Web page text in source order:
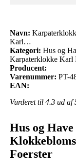
Navn:
Karl…
Kategori: Hus og
Karpaterklokke Karl
Producent:
Varenummer: PT-
EAN:
Vurderet til 4.3 ud af
Hus og
Foerster